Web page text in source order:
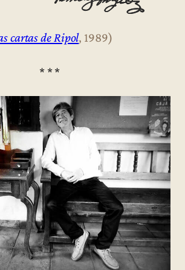
cartas de Ripol, 1989)
* * *